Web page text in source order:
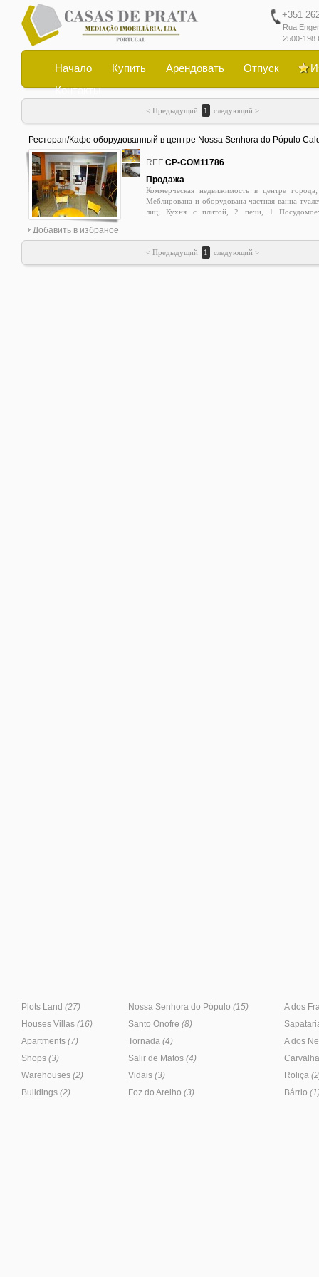
+351 262
Rua
2500-198
Начало Купить Арендовать Отпуск
Контакты
< Предыдущий 1 следующий >
Ресторан/Кафе оборудованный в центре Nossa Senhora do Pópulo
da Rainha - кухня, меблированная, оборудованная, туалет
0
REF CP-COM11786
Продажа
Коммерческая недвижимость в центре
Меблирована и оборудована частная ванна
лиц; Кухня с плитой, 2 печи, 1
Добавить в избраное
< Предыдущий 1 следующий >
Plots Land (27)
Houses Villas (16)
Apartments (7)
Shops (3)
Warehouses (2)
Buildings (2)
Nossa Senhora do Pópulo (15)
Santo Onofre (8)
Tornada (4)
Salir de Matos (4)
Vidais (3)
Foz do Arelho (3)
A dos
A dos
Roliça
Bárrio